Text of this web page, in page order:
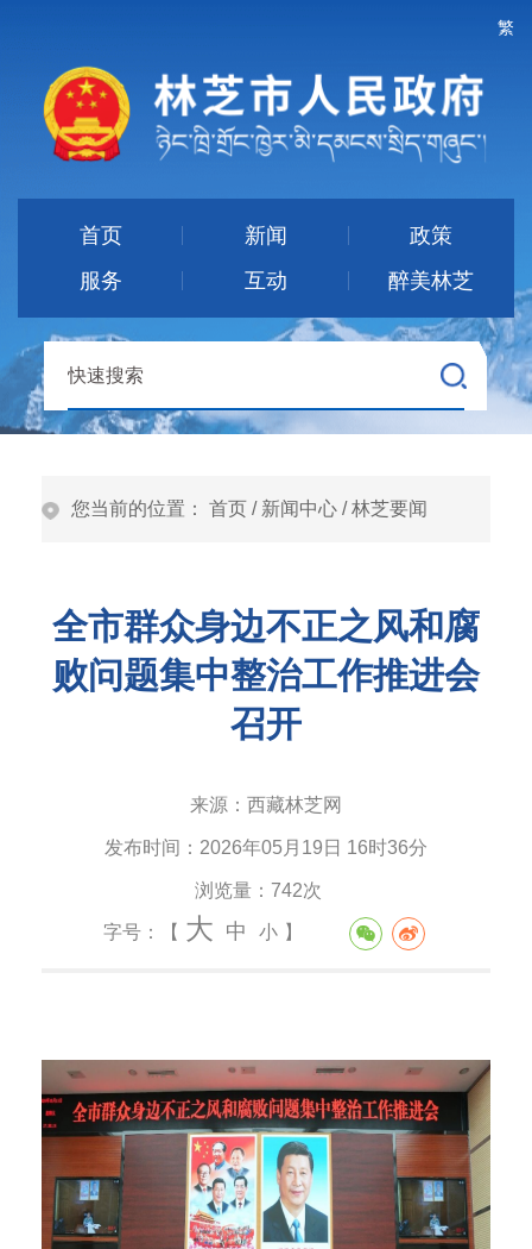
繁
首页 新闻
政策
服务
互动 醉美林芝
您当前的位置： 首页 / 新闻中心 /林芝要闻
全市群众身边不正之风和腐
败问题集中整治工作推进会
召开
来源： 西藏林芝网
发布时间： 2026年05月19日 16时36分
浏览量： 742次
字号：【 大 中 小 】